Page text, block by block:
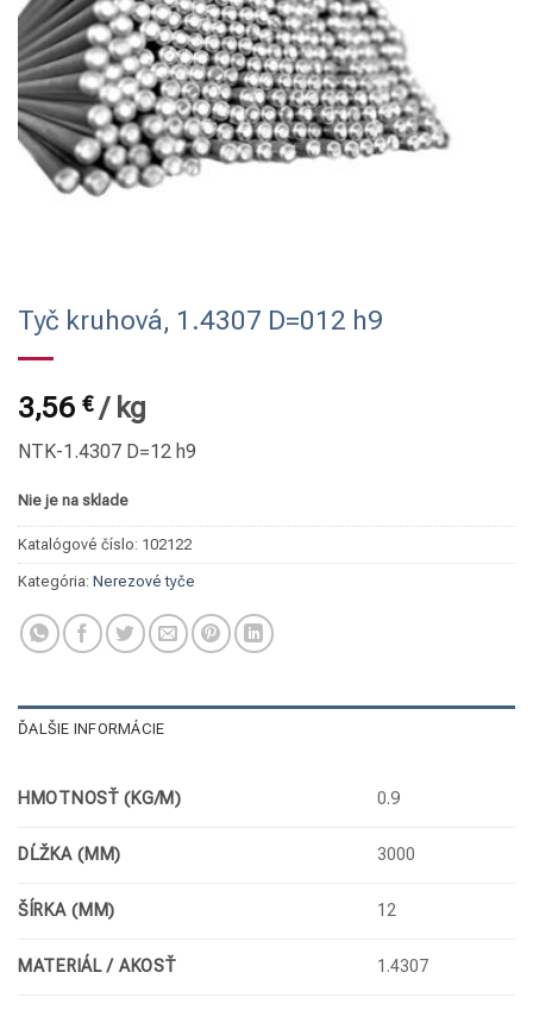
Tyč kruhová, 1.4307 D=012 h9
3,56 €/ kg
NTK-1.4307 D=12 h9
Nie je na sklade
Katalógové číslo: 102122
Kategória: Nerezové tyče
ĎALŠIE INFORMÁCIE
HMOTNOSŤ (KG/M) 0.9
DĹŽKA (MM) 3000
ŠÍRKA (MM) 12
MATERIÁL / AKOSŤ 1.4307